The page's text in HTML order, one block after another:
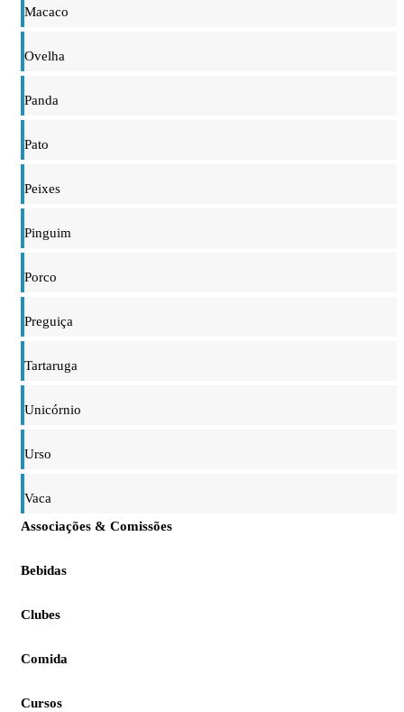
Macaco
Ovelha
Panda
Pato
Peixes
Pinguim
Porco
Preguiça
Tartaruga
Unicórnio
Urso
Vaca
Associações & Comissões
Bebidas
Clubes
Comida
Cursos